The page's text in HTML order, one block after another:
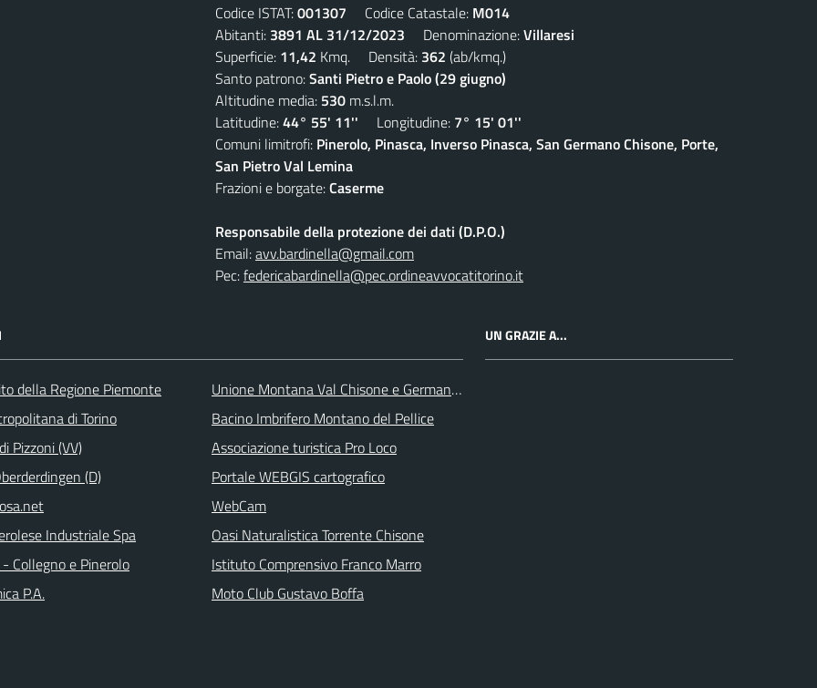
Codice ISTAT:001307 Codice Catastale: M014
Abitanti: 3891 AL 31/12/2023 Denominazione:Villaresi
Superficie: 11,42 Kmq. Densità: 362 (ab/kmq.)
Santo patrono:Santi Pietro e Paolo (29 giugno)
Altitudine media: 530 m.s.l.m.
Latitudine:44° 55' 11'' Longitudine: 7° 15' 01''
Comuni limitrofi: Pinerolo, Pinasca, Inverso Pinasca, San Germano Chisone, Porte,
San Pietro Val Lemina
Frazioni e borgate:Caserme
Responsabile della protezione dei dati (D.P.O.)
Email:avv.bardinella@gmail.com
Pec:federicabardinella@pec.ordineavvocatitorino.it
della Regione Piemonte
di Torino
Pizzoni (VV)
(D)
Industriale Spa
Collegno e Pinerolo
P.A.
Unione Montana Val Chisone e Germanasca
Bacino Imbrifero Montano del Pellice
Associazione turistica Pro Loco
Portale WEBGIS cartografico
WebCam
Oasi Naturalistica Torrente Chisone
Istituto Comprensivo Franco Marro
Moto Club Gustavo Boffa
UN GRAZIE A...